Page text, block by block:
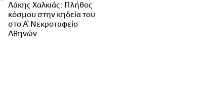
Λάκης Χαλκιάς: Πλήθος
κόσμου στην κηδεία του
στο Α' Νεκροταφείο
Αθηνών